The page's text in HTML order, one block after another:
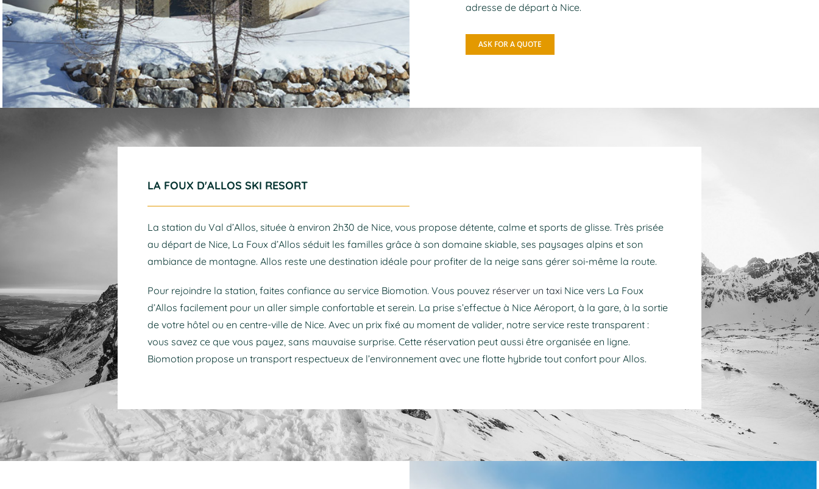
adresse de départ à Nice.
ASK FOR A QUOTE
LA FOUX D'ALLOS SKI RESORT
La station du Val d’Allos, située à environ 2h30 de Nice, vous propose détente, calme et sports de glisse. Très prisée
au départ de Nice, La Foux d’Allos séduit les familles grâce à son domaine skiable, ses paysages alpins et son
ambiance de montagne. Allos reste une destination idéale pour profiter de la neige sans gérer soi-même la route.
Pour rejoindre la station, faites confiance au service Biomotion. Vous pouvez réserver un taxi Nice vers La Foux
d’Allos facilement pour un aller simple confortable et serein. La prise s’effectue à Nice Aéroport, à la gare, à la sortie
de votre hôtel ou en centre-ville de Nice. Avec un prix fixé au moment de valider, notre service reste transparent :
vous savez ce que vous payez, sans mauvaise surprise. Cette réservation peut aussi être organisée en ligne.
Biomotion propose un transport respectueux de l’environnement avec une flotte hybride tout confort pour Allos.